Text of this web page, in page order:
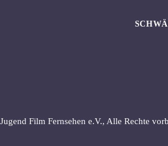
Film Fernsehen e.V., Alle Rechte